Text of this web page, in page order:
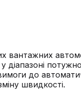
до
швидкості.